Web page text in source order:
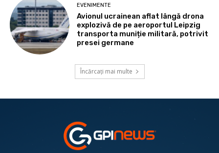
EVENIMENTE
Avionul ucrainean aflat lângă drona
explozivă de pe aeroportul Leipzig
transporta muniție militară, potrivit
presei germane
Încărcați mai multe